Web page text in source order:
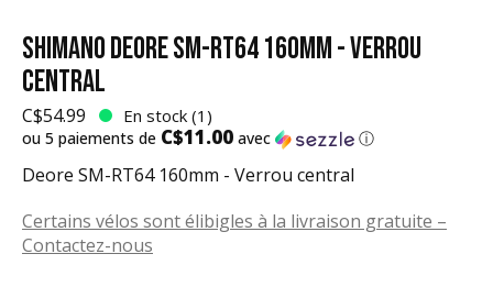
SHIMANO DEORE SM-RT64 160MM - VERROU
CENTRAL
C$54.99 En stock (1)
ou 5 paiements de C$11.00 avec ⓘ
Deore SM-RT64 160mm - Verrou central
Certains vélos sont élibigles à la livraison gratuite –
Contactez-nous